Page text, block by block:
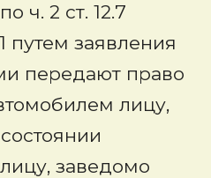
ч. 2 ст. 12.7
путем заявления
передают право
лицу,
заведомо